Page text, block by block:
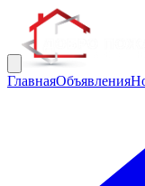
ГлавнаяОбъявления